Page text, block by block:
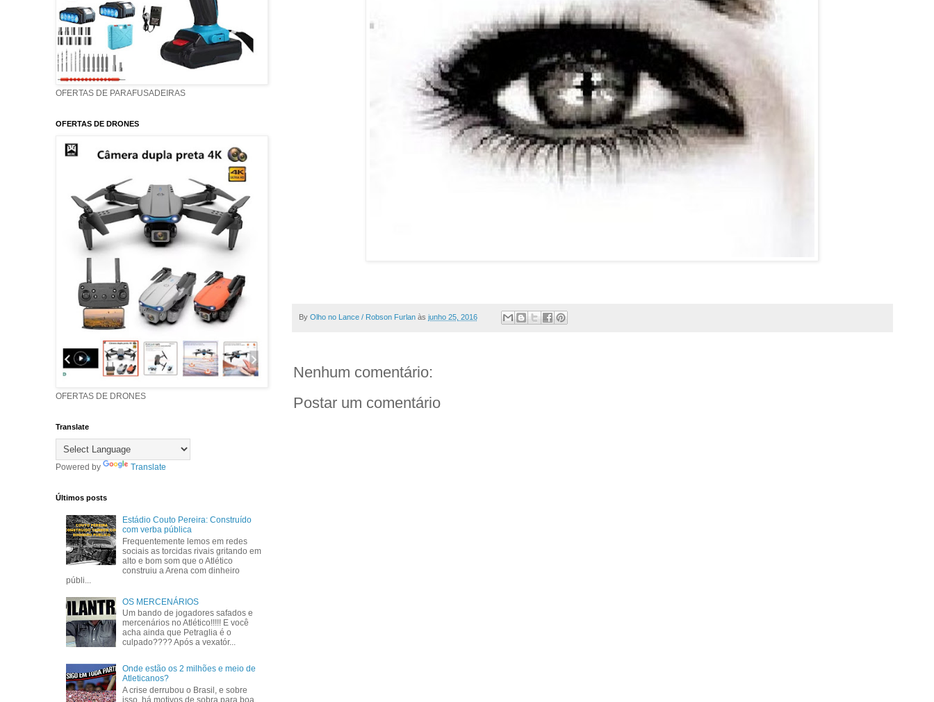
By Olho no Lance / Robson Furlan às junho 25, 2016
Nenhum comentário:
Postar um comentário
OFERTAS DE PARAFUSADEIRAS
OFERTAS DE DRONES
OFERTAS DE DRONES
Translate
Powered by Translate
Últimos posts
Estádio Couto Pereira: Construído
com verba pública
Frequentemente lemos em redes
sociais as torcidas rivais gritando em
alto e bom som que o Atlético
construiu a Arena com dinheiro
públi...
OS MERCENÁRIOS
Um bando de jogadores safados e
mercenários no Atlético!!!!! E você
acha ainda que Petraglia é o
culpado???? Após a vexatór...
Onde estão os 2 milhões e meio de
Atleticanos?
A crise derrubou o Brasil, e sobre
isso, há motivos de sobra para boa